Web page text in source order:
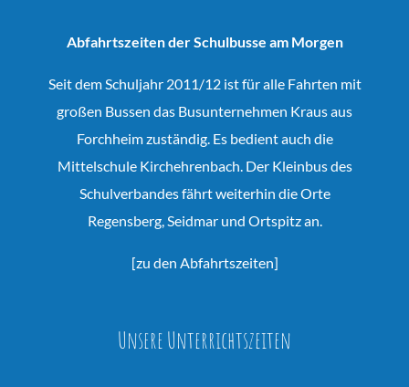
Abfahrtszeiten der Schulbusse am Morgen
Seit dem Schuljahr 2011/12 ist für alle Fahrten mit
großen Bussen das Busunternehmen Kraus aus
Forchheim zuständig. Es bedient auch die
Mittelschule Kirchehrenbach. Der Kleinbus des
Schulverbandes fährt weiterhin die Orte
Regensberg, Seidmar und Ortspitz an.
[zu den Abfahrtszeiten]
Unsere Unterrichtszeiten